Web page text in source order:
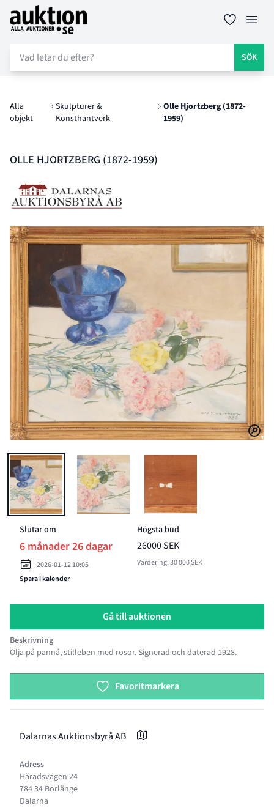
Auktion.se
SÖK
Alla
objekt
Skulpturer &
Konsthantverk
Olle Hjortzberg (1872-
1959)
OLLE HJORTZBERG (1872-1959)
BILD 1 AV OLLE HJORTZBERG (1872-1959)
BILD 2 AV OLLE HJORTZBERG (1872-1959)
BILD 3 AV OLLE
Slutar om
6 månader 26 dagar
2026-01-12 10:05
Spara i kalender
Högsta bud
26000 SEK
Värdering: 30 000 SEK
Gå till auktionen
Beskrivning
Olja på pannå, stilleben med rosor. Signerad och daterad 1928.
Favoritmarkera
Dalarnas Auktionsbyrå AB
Adress
Häradsvägen 24
784 34 Borlänge
Dalarna